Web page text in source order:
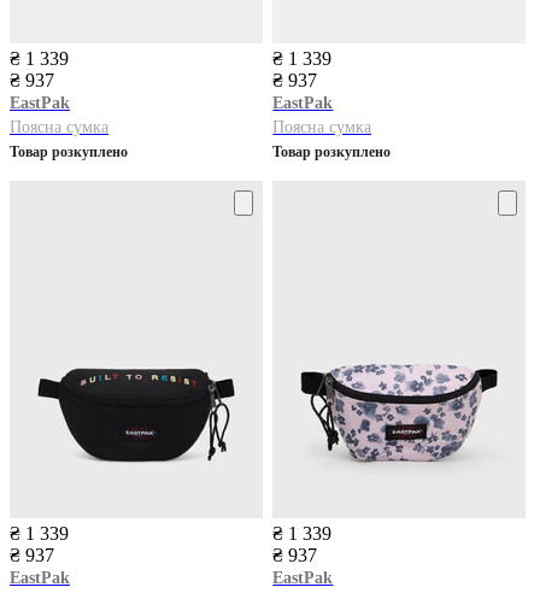
₴ 1 339
₴ 937
EastPak
Поясна сумка
Товар розкуплено
₴ 1 339
₴ 937
EastPak
Поясна сумка
Товар розкуплено
₴ 1 339
₴ 937
EastPak
₴ 1 339
₴ 937
EastPak